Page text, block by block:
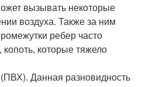
вызывать некоторые
воздуха. Также за ним
ребер часто
которые тяжело
Данная разновидность